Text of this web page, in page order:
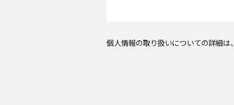
個人情報の取り扱いについての詳細は、